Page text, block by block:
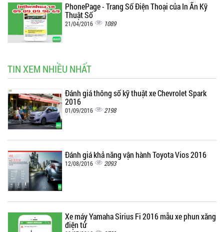
PhonePage - Trang Số Điện Thoại của In Ấn Kỹ
Thuật Số
21/04/2016 1089
TIN XEM NHIỀU NHẤT
Đánh giá thông số kỹ thuật xe Chevrolet Spark
2016
01/09/2016 2198
Đánh giá khả năng vận hành Toyota Vios 2016
12/08/2016 2093
Xe máy Yamaha Sirius Fi 2016 mẫu xe phun xăng
điện tử